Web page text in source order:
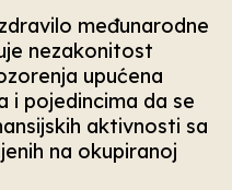
međunarodne
nezakonitost
upućena
i pojedincima da se
aktivnosti sa
na okupiranoj